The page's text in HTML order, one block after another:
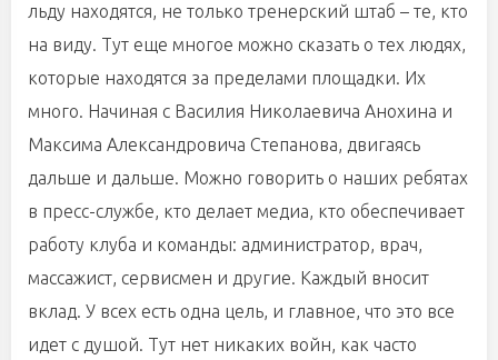
льду находятся, не только тренерский штаб – те, кто
на виду. Тут еще многое можно сказать о тех людях,
которые находятся за пределами площадки. Их
много. Начиная с Василия Николаевича Анохина и
Максима Александровича Степанова, двигаясь
дальше и дальше. Можно говорить о наших ребятах
в пресс-службе, кто делает медиа, кто обеспечивает
работу клуба и команды: администратор, врач,
массажист, сервисмен и другие. Каждый вносит
вклад. У всех есть одна цель, и главное, что это все
идет с душой. Тут нет никаких войн, как часто